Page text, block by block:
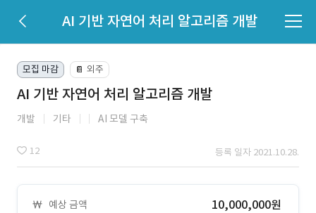
AI 기반 자연어 처리 알고리즘 개발
모집 마감 📔 외주
AI 기반 자연어 처리 알고리즘 개발
개발 기타 AI 모델 구축
12 등록 일자 2021.10.28.
예상 금액 10,000,000원